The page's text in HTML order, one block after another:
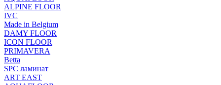
ALPINE FLOOR
IVC
Made in Belgium
DAMY FLOOR
ICON FLOOR
PRIMAVERA
Betta
SPC ламинат
ART EAST